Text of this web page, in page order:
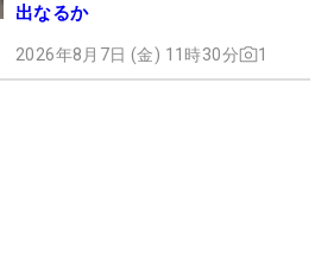
出なるか
2026年8月7日 (金) 11時30分 1